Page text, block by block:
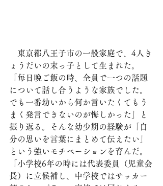
東京都八王子市の一般家庭で、4人き
ょうだいの末っ子として生まれた。
「毎日晩ご飯の時、全員で一つの話題
について話し合うような家族でした。
でも一番幼いから何か言いたくてもう
まく発言できないのが悔しかった」と
振り返る。そんな幼少期の経験が「自
分の思いを言葉にまとめて伝えたい」
という強いモチベーションを育んだ。
「小学校6年の時には代表委員（児童会
長）に立候補し、中学校ではサッカー